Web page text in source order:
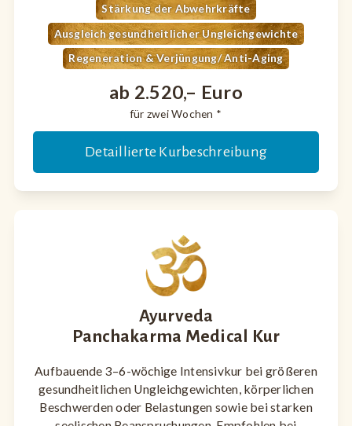
Stärkung der Abwehrkräfte
Ausgleich gesundheitlicher Ungleichgewichte
Regeneration & Verjüngung/ Anti-Aging
ab 2.520,– Euro
für zwei Wochen *
Detaillierte Kurbeschreibung
Ayurveda
Panchakarma Medical Kur
Aufbauende 3–6-wöchige Intensivkur bei größeren
gesundheitlichen Ungleichgewichten, körperlichen
Beschwerden oder Belastungen sowie bei starken